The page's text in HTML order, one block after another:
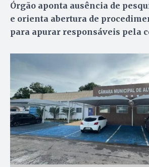
Órgão aponta ausência de
e orienta abertura de
para apurar responsáveis pela